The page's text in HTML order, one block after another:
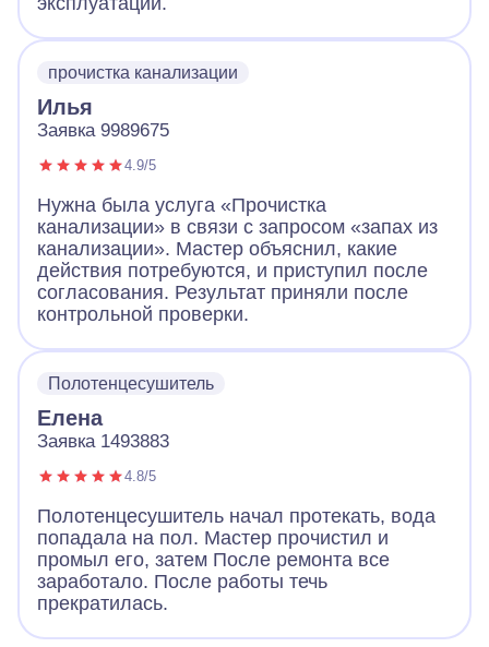
прочистка канализации
Илья
Заявка 9989675
4.9/5
Нужна была услуга «Прочистка
канализации» в связи с запросом «запах из
канализации». Мастер объяснил, какие
действия потребуются, и приступил после
согласования. Результат приняли после
контрольной проверки.
Полотенцесушитель
Елена
Заявка 1493883
4.8/5
Полотенцесушитель начал протекать, вода
попадала на пол. Мастер прочистил и
промыл его, затем После ремонта все
заработало. После работы течь
прекратилась.